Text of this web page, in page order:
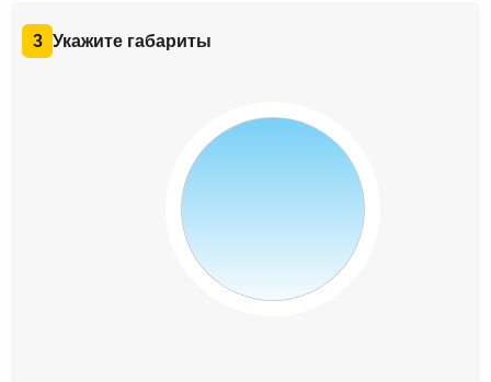
Тип дома
3 Укажите габариты